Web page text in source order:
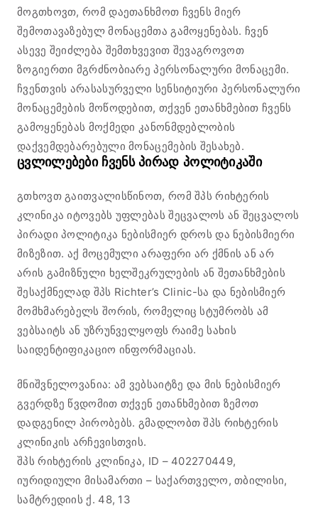
მოგთხოვთ, რომ დაეთანხმოთ ჩვენს მიერ
შემოთავაზებულ მონაცემთა გამოყენებას. ჩვენ
ასევე შეიძლება შემთხვევით შევაგროვოთ
ზოგიერთი მგრძნობიარე პერსონალური მონაცემი.
ჩვენთვის არასასურველი სენსიტიური პერსონალური
მონაცემების მოწოდებით, თქვენ ეთანხმებით ჩვენს
გამოყენებას მოქმედი კანონმდებლობის
დაქვემდებარებული მონაცემების შესახებ.
ცვლილებები ჩვენს პირად პოლიტიკაში
გთხოვთ გაითვალისწინოთ, რომ შპს რიხტერის
კლინიკა იტოვებს უფლებას შეცვალოს ან შეცვალოს
პირადი პოლიტიკა ნებისმიერ დროს და ნებისმიერი
მიზეზით. აქ მოცემული არაფერი არ ქმნის ან არ
არის გამიზნული ხელშეკრულების ან შეთანხმების
შესაქმნელად შპს Richter’s Clinic-სა და ნებისმიერ
მომხმარებელს შორის, რომელიც სტუმრობს ამ
ვებსაიტს ან უზრუნველყოფს რაიმე სახის
საიდენტიფიკაციო ინფორმაციას.
მნიშვნელოვანია: ამ ვებსაიტზე და მის ნებისმიერ
გვერდზე წვდომით თქვენ ეთანხმებით ზემოთ
დადგენილ პირობებს. გმადლობთ შპს რიხტერის
კლინიკის არჩევისთვის.
შპს რიხტერის კლინიკა, ID – 402270449,
იურიდიული მისამართი – საქართველო, თბილისი,
სამტრედიის ქ. 48, 13